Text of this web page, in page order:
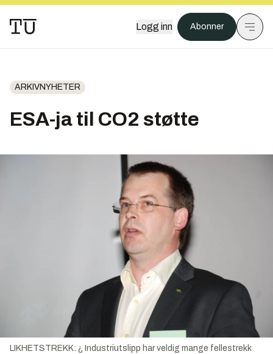
Logg inn Abonner
ARKIVNYHETER
ESA-ja til CO2 støtte
LIKHETSTREKK: ¿ Industriutslipp har veldig mange fellestrekk